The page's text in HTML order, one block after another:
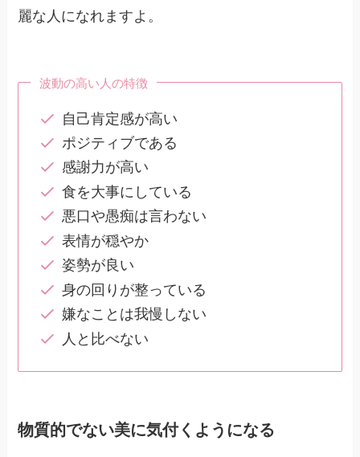
麗な人になれますよ。
波動の高い人の特徴
自己肯定感が高い
ポジティブである
感謝力が高い
食を大事にしている
悪口や愚痴は言わない
表情が穏やか
姿勢が良い
身の回りが整っている
嫌なことは我慢しない
人と比べない
物質的でない美に気付くようになる